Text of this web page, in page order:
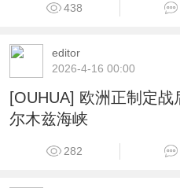
438
editor
2026-4-16 00:00
[OUHUA] 欧洲正制定
尔木兹海峡
282